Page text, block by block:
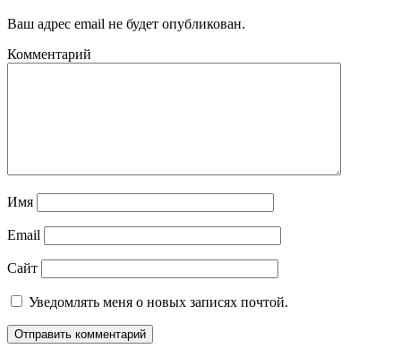
Ваш адрес email не будет опубликован.
Комментарий
Имя
Email
Сайт
Уведомлять меня о новых записях почтой.